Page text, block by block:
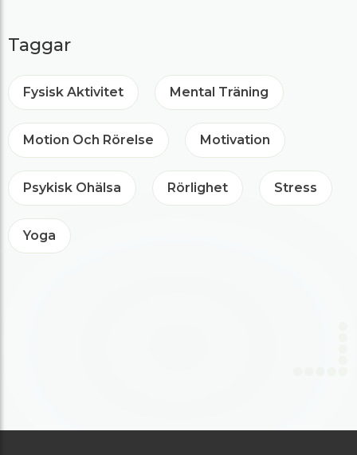
Taggar
Fysisk Aktivitet Mental Träning
Motion Och Rörelse Motivation
Psykisk Ohälsa Rörlighet Stress
Yoga